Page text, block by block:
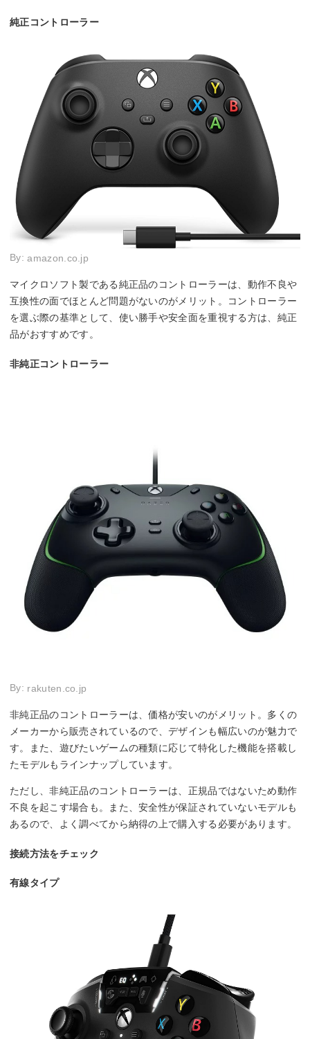
純正コントローラー
By:amazon.co.jp
マイクロソフト製である純正品のコントローラーは、動作不良や
互換性の面でほとんど問題がないのがメリット。コントローラー
を選ぶ際の基準として、使い勝手や安全面を重視する方は、純正
品がおすすめです。
非純正コントローラー
By: rakuten.co.jp
非純正品のコントローラーは、価格が安いのがメリット。多くの
メーカーから販売されているので、デザインも幅広いのが魅力で
す。また、遊びたいゲームの種類に応じて特化した機能を搭載し
たモデルもラインナップしています。
ただし、非純正品のコントローラーは、正規品ではないため動作
不良を起こす場合も。また、安全性が保証されていないモデルも
あるので、よく調べてから納得の上で購入する必要があります。
接続方法をチェック
有線タイプ